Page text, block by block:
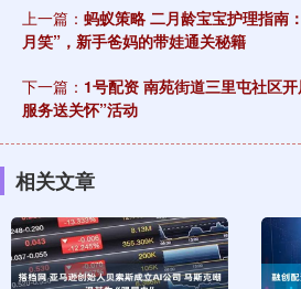
上一篇： 蚂蚁策略 二月龄宝宝护理指南
月笑”，新手爸妈的带娃通关秘籍
下一篇： 1号配资 南苑街道三里屯社区
服务送关怀”活动
相关文章